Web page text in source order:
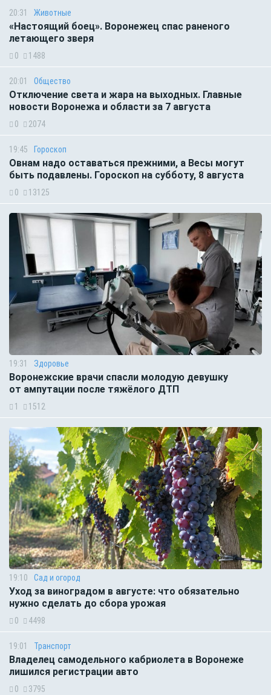
20:31 Животные
«Настоящий боец». Воронежец спас раненого
летающего зверя
0 1488
20:01 Общество
Отключение света и жара на выходных. Главные
новости Воронежа и области за 7 августа
0 2074
19:45 Гороскоп
Овнам надо оставаться прежними, а Весы могут
быть подавлены. Гороскоп на субботу, 8 августа
0 13125
19:31 Здоровье
Воронежские врачи спасли молодую девушку
от ампутации после тяжёлого ДТП
1 1512
19:10 Сад и огород
Уход за виноградом в августе: что обязательно
нужно сделать до сбора урожая
0 4498
19:01 Транспорт
Владелец самодельного кабриолета в Воронеже
лишился регистрации авто
0 3795